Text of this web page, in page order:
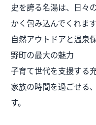
史を誇る名湯は、日々
かく包み込んでくれます
自然アウトドアと温泉
野町の最大の魅力
子育て世代を支援する
家族の時間を過ごせる
す。